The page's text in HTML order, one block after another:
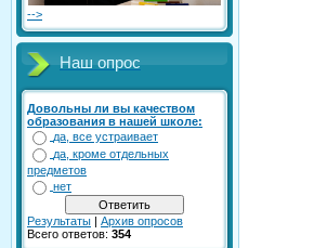
-->
Наш опрос
Довольны ли вы качеством
образования в нашей школе:
да, все устраивает
да, кроме отдельных
предметов
нет
Результаты | Архив опросов
Всего ответов: 354